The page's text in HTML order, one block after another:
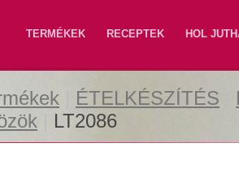
TERMÉKEK RECEPTEK HOL
ÉTELKÉSZÍTÉS
LT2086